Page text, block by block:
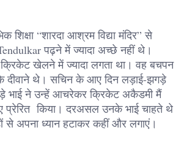
शिक्षा “शारदा आश्रम विद्या मंदिर” से
पढ़ने में ज्यादा अच्छे नहीं थे।
खेलने में ज्यादा लगता था। वह बचपन
थे। सचिन के आए दिन लड़ाई-झगड़े
भाई ने उन्हें आचरेकर क्रिकेट अकैडमी मैं
प्रेरित किया। दरअसल उनके भाई चाहते थे
से अपना ध्यान हटाकर कहीं और लगाएं।